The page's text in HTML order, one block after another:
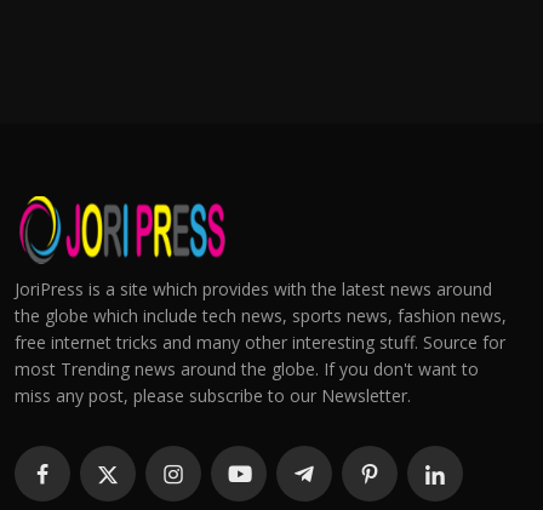
JoriPress is a site which provides with the latest news around
the globe which include tech news, sports news, fashion news,
free internet tricks and many other interesting stuff. Source for
most Trending news around the globe. If you don't want to
miss any post, please subscribe to our Newsletter.